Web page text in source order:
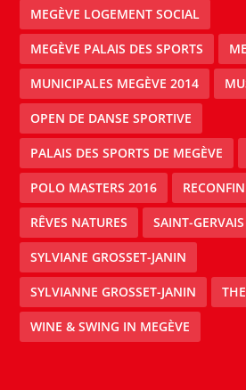
MEGÈVE LOGEMENT SOCIAL
MEGÈVE PALAIS DES SPORTS
MUNICIPALES MEGÈVE 2014
OPEN DE DANSE SPORTIVE
PALAIS DES SPORTS DE MEGÈVE
POLO MASTERS 2016
RÊVES NATURES SAINT-GERVAIS
SYLVIANE GROSSET-JANIN
SYLVIANNE GROSSET-JANIN
WINE & SWING IN MEGÈVE